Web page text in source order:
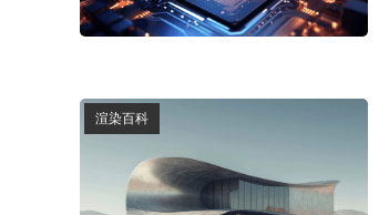
渲染百科